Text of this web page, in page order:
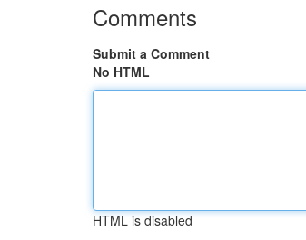
Comments
Submit a Comment
No HTML
HTML is disabled